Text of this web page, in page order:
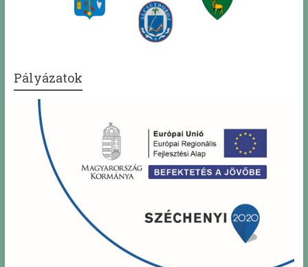
Pályázatok